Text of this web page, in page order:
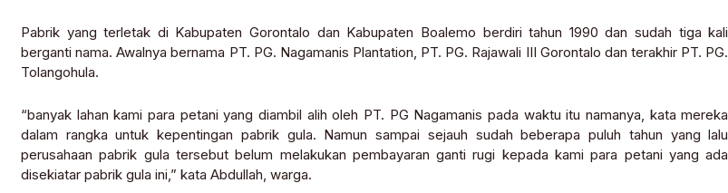
Pabrik yang terletak di Kabupaten Gorontalo dan Kabupaten Boalemo berdiri tahun 1990 dan sudah tiga kali
berganti nama. Awalnya bernama PT. PG. Nagamanis Plantation, PT. PG. Rajawali III Gorontalo dan terakhir PT. PG.
Tolangohula.
“banyak lahan kami para petani yang diambil alih oleh PT. PG Nagamanis pada waktu itu namanya, kata mereka
dalam rangka untuk kepentingan pabrik gula. Namun sampai sejauh sudah beberapa puluh tahun yang lalu
perusahaan pabrik gula tersebut belum melakukan pembayaran ganti rugi kepada kami para petani yang ada
disekiatar pabrik gula ini,” kata Abdullah, warga.